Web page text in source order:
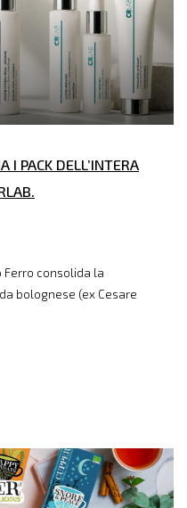
I PACK DELL’INTERA
Ferro consolida la
bolognese (ex Cesare